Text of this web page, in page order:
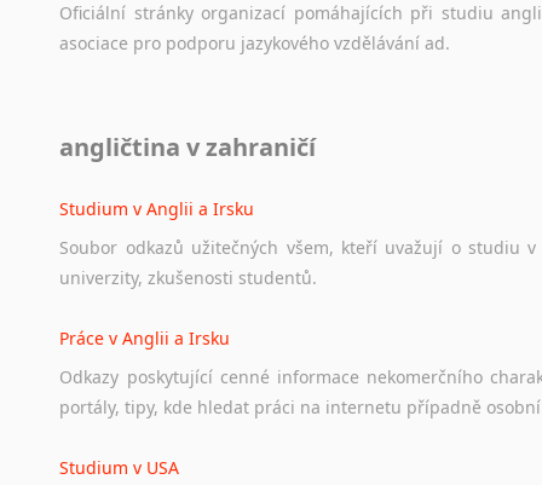
Oficiální stránky organizací pomáhajících při studiu
asociace pro podporu jazykového vzdělávání ad.
Ať už se jedná o česká diskusní
angličtina v zahraničí
Studium v Anglii a Irsku
Soubor odkazů užitečných všem, kteří uvažují o studiu v
univerzity, zkušenosti studentů.
Práce v Anglii a Irsku
Odkazy poskytující cenné informace nekomerčního
portály, tipy, kde hledat práci na internetu případně osobní
Studium v USA